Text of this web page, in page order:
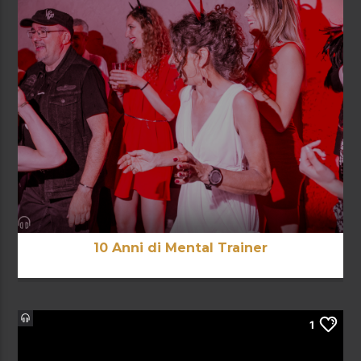
10 Anni di Mental Trainer
1